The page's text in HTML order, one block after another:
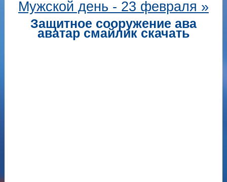
Мужской день - 23 февраля »
Защитное сооружение ава
аватар смайлик скачать